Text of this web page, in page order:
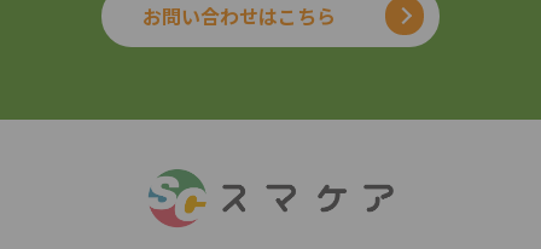
お問い合わせはこちら